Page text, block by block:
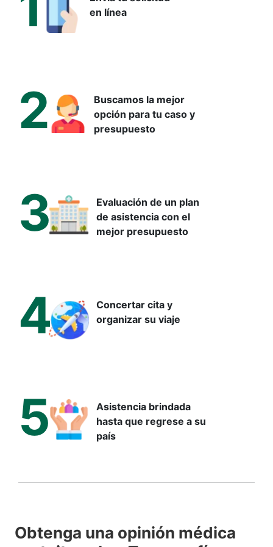
Tomografía computarizada
(TC): ¿Para qué sirve?
Su médico en Turquía puede recomendar una
Indicaciones principales del TC:
Diagnosticar trastornos musculoesqueléticos como
tumores óseos, fracturas complejas y lesiones
Evaluar traumatismos craneoencefálicos, hemorragias
internas y lesiones de columna vertebral
Detectar enfermedades pulmonares crónicas como
en línea
2
Buscamos la mejor
opción para tu caso y
presupuesto
3
Evaluación de un plan
de asistencia con el
mejor presupuesto
4
Concertar cita y
organizar su viaje
5
Asistencia brindada
hasta que regrese a su
país
Obtenga una opinión médica